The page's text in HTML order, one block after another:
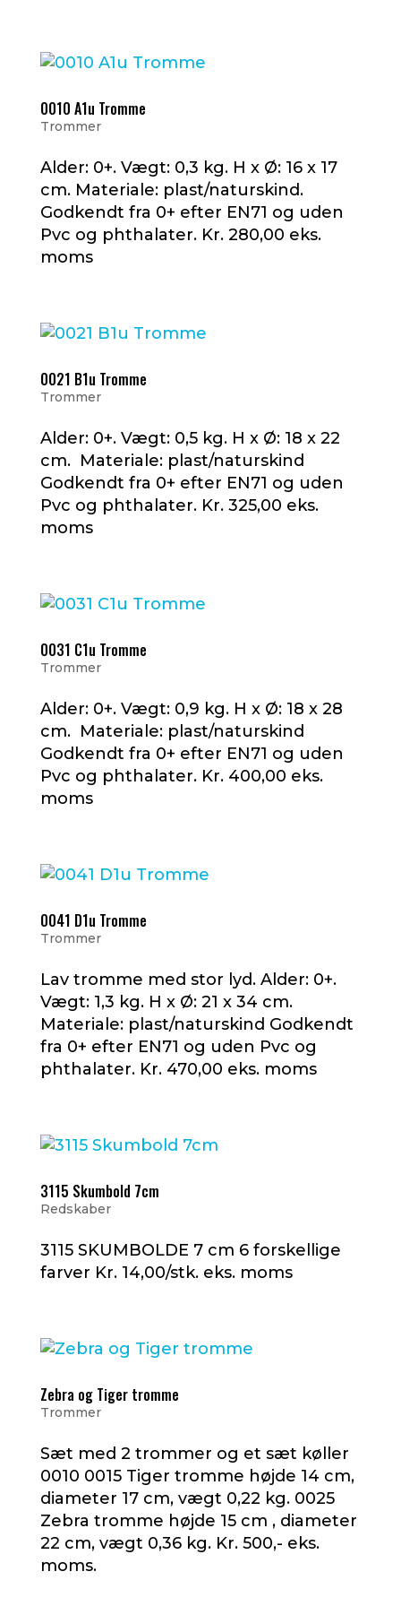
0010 A1u Tromme
Trommer
Alder: 0+. Vægt: 0,3 kg. H x Ø: 16 x 17
cm. Materiale: plast/naturskind.
Godkendt fra 0+ efter EN71 og uden
Pvc og phthalater. Kr. 280,00 eks.
moms
0021 B1u Tromme
Trommer
Alder: 0+. Vægt: 0,5 kg. H x Ø: 18 x 22
cm. Materiale: plast/naturskind
Godkendt fra 0+ efter EN71 og uden
Pvc og phthalater. Kr. 325,00 eks.
moms
0031 C1u Tromme
Trommer
Alder: 0+. Vægt: 0,9 kg. H x Ø: 18 x 28
cm. Materiale: plast/naturskind
Godkendt fra 0+ efter EN71 og uden
Pvc og phthalater. Kr. 400,00 eks.
moms
0041 D1u Tromme
Trommer
Lav tromme med stor lyd. Alder: 0+.
Vægt: 1,3 kg. H x Ø: 21 x 34 cm.
Materiale: plast/naturskind Godkendt
fra 0+ efter EN71 og uden Pvc og
phthalater. Kr. 470,00 eks. moms
3115 Skumbold 7cm
Redskaber
3115 SKUMBOLDE 7 cm 6 forskellige
farver Kr. 14,00/stk. eks. moms
Zebra og Tiger tromme
Trommer
Sæt med 2 trommer og et sæt køller
0010 0015 Tiger tromme højde 14 cm,
diameter 17 cm, vægt 0,22 kg. 0025
Zebra tromme højde 15 cm , diameter
22 cm, vægt 0,36 kg. Kr. 500,- eks.
moms.